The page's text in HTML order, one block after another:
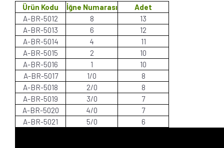
Ürün Kodu İğne Numarası
Adet
A-BR-5012
8
13
A-BR-5013
6
12
A-BR-5014
4
11
A-BR-5015
2
10
A-BR-5016
1
10
A-BR-5017
1/0
8
A-BR-5018
2/0
8
A-BR-5019
3/0
7
A-BR-5020
4/0
7
A-BR-5021
5/0 6